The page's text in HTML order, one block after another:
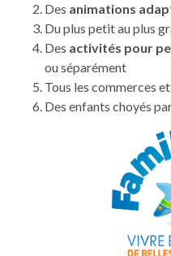
Des animations
Du plus petit au plus
Des activités pour
ou séparément
Tous les commerces
Des enfants choyés